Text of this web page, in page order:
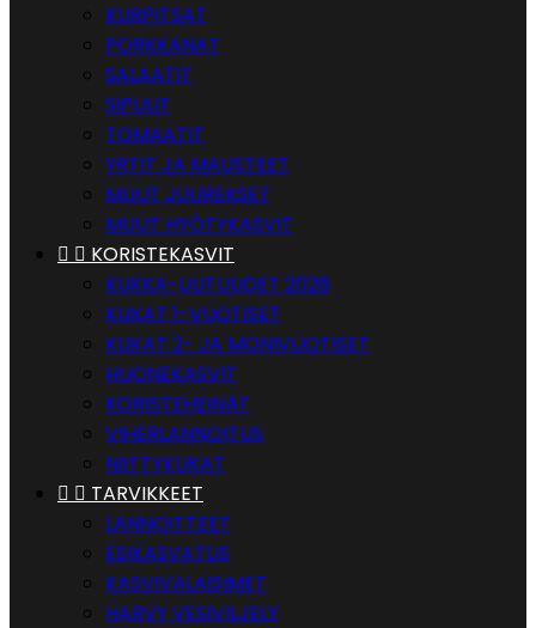
KURPITSAT
PORKKANAT
SALAATIT
SIPULIT
TOMAATIT
YRTIT JA MAUSTEET
MUUT JUUREKSET
MUUT HYÖTYKASVIT
  KORISTEKASVIT
KUKKA-UUTUUDET 2026
KUKAT 1-VUOTISET
KUKAT 2- JA MONIVUOTISET
HUONEKASVIT
KORISTEHEINÄT
VIHERLANNOITUS
NIITTYKUKAT
  TARVIKKEET
LANNOITTEET
ESIKASVATUS
KASVIVALAISIMET
HARVY VESIVILJELY